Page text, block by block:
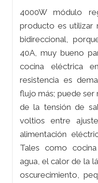
4000W módulo
producto es utilizar
bidireccional,
40A, muy bueno
cocina eléctrica
resistencia es
flujo más; puede
de la tensión de
voltios entre
alimentación
Tales como
agua, el calor de la
oscurecimiento,